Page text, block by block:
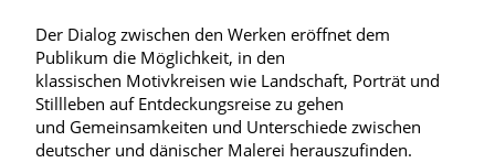
Der Dialog zwischen den Werken eröffnet dem
Publikum die Möglichkeit, in den
klassischen Motivkreisen wie Landschaft, Porträt und
Stillleben auf Entdeckungsreise zu gehen
und Gemeinsamkeiten und Unterschiede zwischen
deutscher und dänischer Malerei herauszufinden.